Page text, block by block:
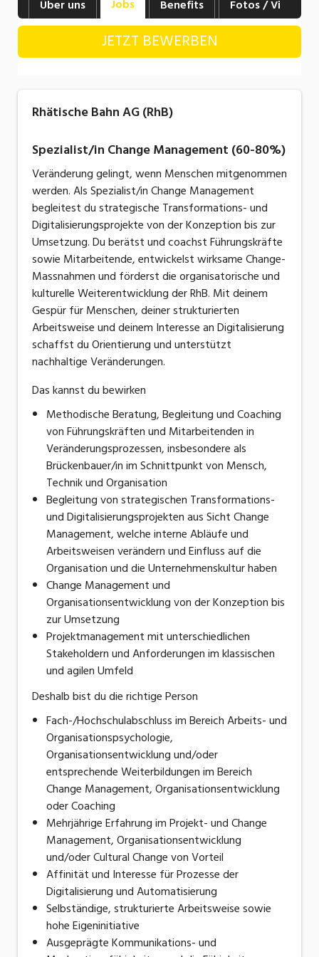
Industrie, Maschinenbau, Anlagenbau,
Produktion
Informatik, Telekommunikation
Körperpflege, Wellness
Marketing, Kommunikation, Medien, Druck
Mechanik, Elektronik, Optik, Textil (Fertigung)
Medizin, Gesundheitswesen, Pflege
Sicherheit, Rettung, Polizei, Zoll
Verkauf, Handel, Kundenberatung,
Aussendienst
Über uns Jobs Benefits Fotos / Videos
JETZT BEWERBEN
Rhätische Bahn AG (RhB)
Spezialist/in Change Management (60-80%)
Veränderung gelingt, wenn Menschen mitgenommen
werden. Als Spezialist/in Change Management
begleitest du strategische Transformations- und
Digitalisierungsprojekte von der Konzeption bis zur
Umsetzung. Du berätst und coachst Führungskräfte
sowie Mitarbeitende, entwickelst wirksame Change-
Massnahmen und förderst die organisatorische und
kulturelle Weiterentwicklung der RhB. Mit deinem
Gespür für Menschen, deiner strukturierten
Arbeitsweise und deinem Interesse an Digitalisierung
schaffst du Orientierung und unterstützt
nachhaltige Veränderungen.
Das kannst du bewirken
Methodische Beratung, Begleitung und Coaching
von Führungskräften und Mitarbeitenden in
Veränderungsprozessen, insbesondere als
Brückenbauer/in im Schnittpunkt von Mensch,
Technik und Organisation
Begleitung von strategischen Transformations-
und Digitalisierungsprojekten aus Sicht Change
Management, welche interne Abläufe und
Arbeitsweisen verändern und Einfluss auf die
Organisation und die Unternehmenskultur haben
Change Management und
Organisationsentwicklung von der Konzeption bis
zur Umsetzung
Projektmanagement mit unterschiedlichen
Stakeholdern und Anforderungen im klassischen
und agilen Umfeld
Deshalb bist du die richtige Person
Fach-/Hochschulabschluss im Bereich Arbeits- und
Organisationspsychologie,
Organisationsentwicklung und/oder
entsprechende Weiterbildungen im Bereich
Change Management, Organisationsentwicklung
oder Coaching
Mehrjährige Erfahrung im Projekt- und Change
Management, Organisationsentwicklung
und/oder Cultural Change von Vorteil
Affinität und Interesse für Prozesse der
Digitalisierung und Automatisierung
Selbständige, strukturierte Arbeitsweise sowie
hohe Eigeninitiative
Ausgeprägte Kommunikations- und